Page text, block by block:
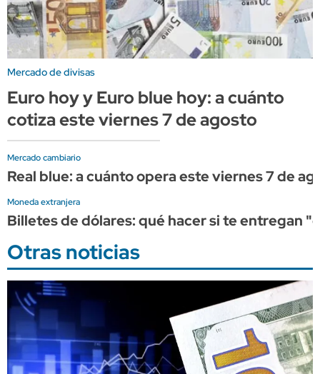
Mercado de divisas
Euro hoy y Euro blue hoy: a cuánto
cotiza este viernes 7 de agosto
Mercado cambiario
Real blue: a cuánto opera este viernes 7 de
Moneda extranjera
Billetes de dólares: qué hacer si te entregan
Otras noticias